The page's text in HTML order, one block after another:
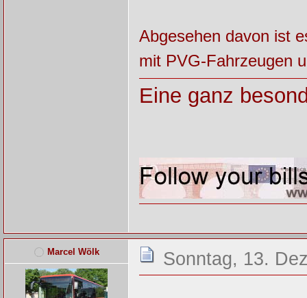
Abgesehen davon ist
mit PVG-Fahrzeugen
Eine ganz
Marcel Wölk Sonntag, 13.